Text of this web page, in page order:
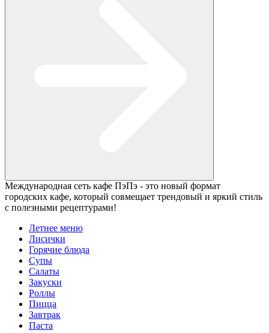
Международная сеть кафе ПэПэ - это новый формат
городских кафе, который совмещает трендовый и яркий стиль
с полезными рецептурами!
Летнее меню
Лисички
Горячие блюда
Супы
Салаты
Закуски
Роллы
Пицца
Завтрак
Паста